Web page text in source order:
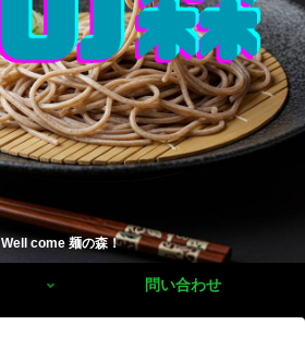
Well come 麺の森！
問い合わせ